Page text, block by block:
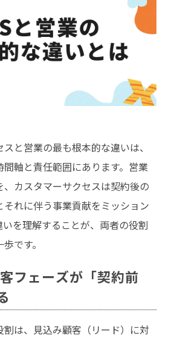
と営業の最も根本的な違いは、
軸と責任範囲にあります。営業
、カスタマーサクセスは契約後の
れに伴う事業貢献をミッション
いを理解することが、両者の役割
です。
フェーズが「契約前
割は、見込み顧客（リード）に対